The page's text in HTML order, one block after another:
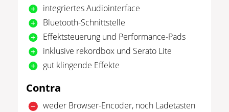
integriertes Audiointerface
Bluetooth-Schnittstelle
Effektsteuerung und Performance-Pads
inklusive rekordbox und Serato Lite
gut klingende Effekte
Contra
weder Browser-Encoder, noch Ladetasten